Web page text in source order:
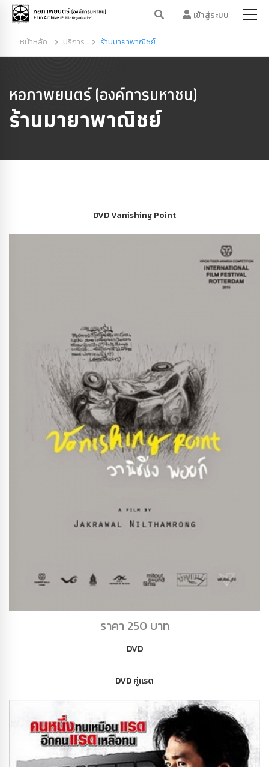
เข้าสู่ระบบ
หน้าหลัก บริการ ร้านมายาพาณิชย์
หอภาพยนตร์ (องค์การมหาชน)
ร้านมายาพาณิชย์
DVD Vanishing Point
ราคา 250 บาท
DVD
DVD คู่แรด